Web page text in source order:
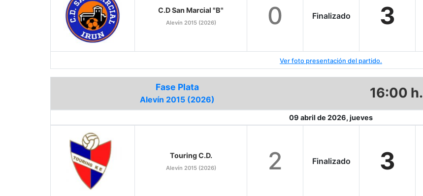
C.D San Marcial "B"
Alevín 2015 (2026) 0 Finalizado 3
Ver foto presentación del partido.
Fase Plata
Alevín 2015 (2026) 16:00 h.
09 abril de 2026, jueves
Touring C.D.
Alevín 2015 (2026) 2 Finalizado 3